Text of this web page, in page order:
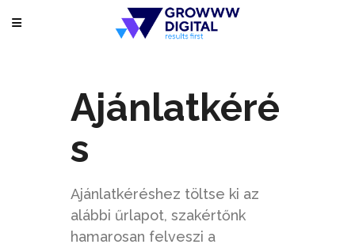
Ajánlatkéré
s
Ajánlatkéréshez töltse ki az
alábbi űrlapot, szakértőnk
hamarosan felveszi a